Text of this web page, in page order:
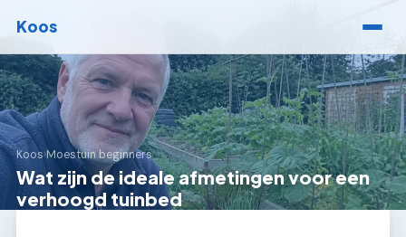
Koos
Koos›Moestuin beginners
Wat zijn de ideale afmetingen voor een
verhoogd tuinbed